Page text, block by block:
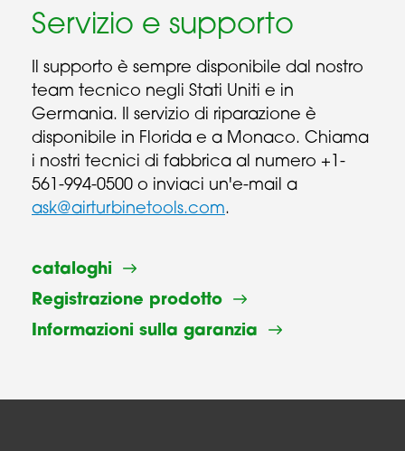
Servizio e supporto
Il supporto è sempre disponibile dal nostro
team tecnico negli Stati Uniti e in
Germania. Il servizio di riparazione è
disponibile in Florida e a Monaco. Chiama
i nostri tecnici di fabbrica al numero +1-
561-994-0500 o inviaci un'e-mail a
ask@airturbinetools.com.
cataloghi
Registrazione prodotto
Informazioni sulla garanzia